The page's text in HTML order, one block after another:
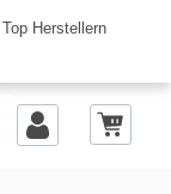
Herstellern